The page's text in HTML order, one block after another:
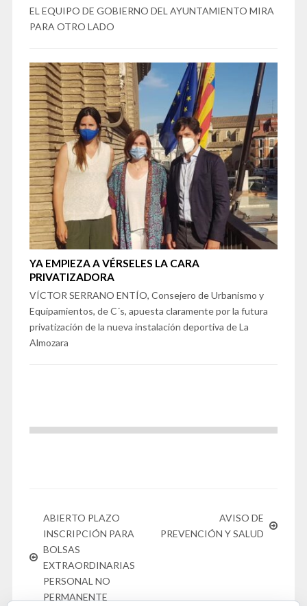
EL EQUIPO DE GOBIERNO DEL AYUNTAMIENTO MIRA
PARA OTRO LADO
YA EMPIEZA A VÉRSELES LA CARA
PRIVATIZADORA
VÍCTOR SERRANO ENTÍO, Consejero de Urbanismo y
Equipamientos, de C´s, apuesta claramente por la futura
privatización de la nueva instalación deportiva de La
Almozara
ABIERTO PLAZO
INSCRIPCIÓN PARA
BOLSAS
EXTRAORDINARIAS
PERSONAL NO
PERMANENTE
AVISO DE
PREVENCIÓN Y SALUD